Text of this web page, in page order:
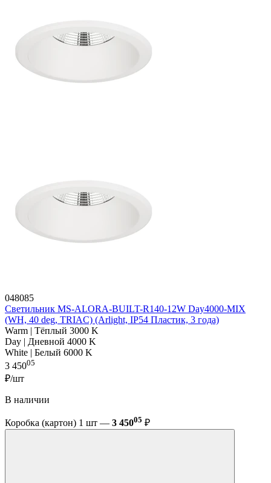
048085
Светильник MS-ALORA-BUILT-R140-12W Day4000-MIX
(WH, 40 deg, TRIAC) (Arlight, IP54 Пластик, 3 года)
Warm | Тёплый 3000 K
Day | Дневной 4000 K
White | Белый 6000 K
3 45005
₽/шт
В наличии
Коробка (картон) 1 шт — 3 45005 ₽